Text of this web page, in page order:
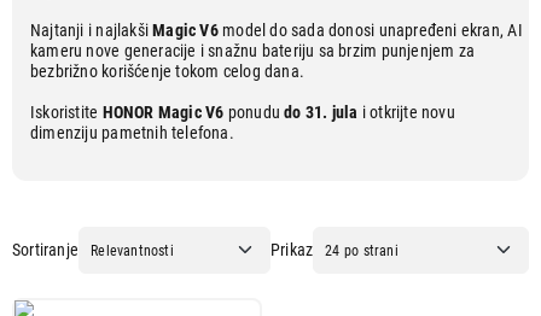
Najtanji i najlakšiMagic V6model do sada donosi unapređeni ekran, AI
kameru nove generacije i snažnu bateriju sa brzim punjenjem za
bezbrižno korišćenje tokom celog dana.
Iskoristite HONOR Magic V6 ponududo 31. jula i otkrijte novu
dimenziju pametnih telefona.
Sortiranje Prikaz